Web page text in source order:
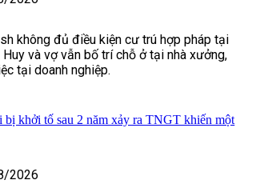
không đủ điều kiện cư trú hợp pháp tại
Huy và vợ vẫn bố trí chỗ ở tại nhà xưởng,
tại doanh nghiệp.
khởi tố sau 2 năm xảy ra TNGT khiến một
2026